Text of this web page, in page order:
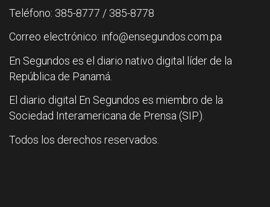
Teléfono: 385-8777 / 385-8778
Correo electrónico: info@ensegundos.com.pa
En Segundos es el diario nativo digital líder de la
República de Panamá.
El diario digital En Segundos es miembro de la
Sociedad Interamericana de Prensa (SIP).
Todos los derechos reservados.